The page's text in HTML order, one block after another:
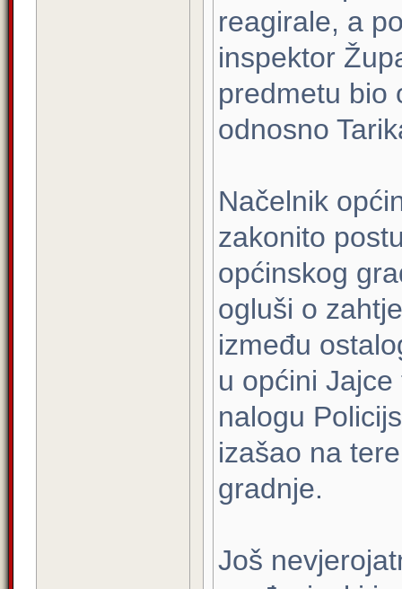
reagirale, a
inspektor
predmetu bio
odnosno
Načelnik
zakonito
općinskog
ogluši o
između
u općini
nalogu
izašao na
gradnje.
Još